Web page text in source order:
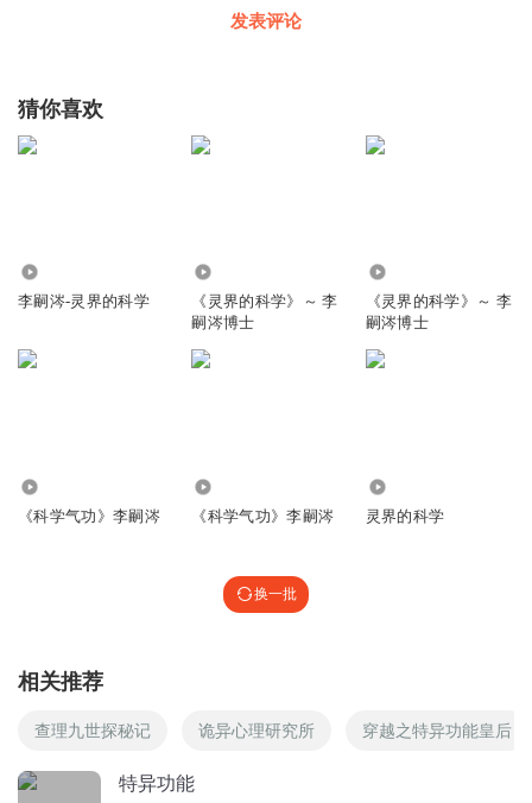
发表评论
猜你喜欢
李嗣涔-灵界的科学
《灵界的科学》～ 李
嗣涔博士
《灵界的科学》～ 李
嗣涔博士
《科学气功》李嗣涔 《科学气功》李嗣涔 灵界的科学
换一批
相关推荐
查理九世探秘记 诡异心理研究所 穿越之特异功能皇后
特异功能